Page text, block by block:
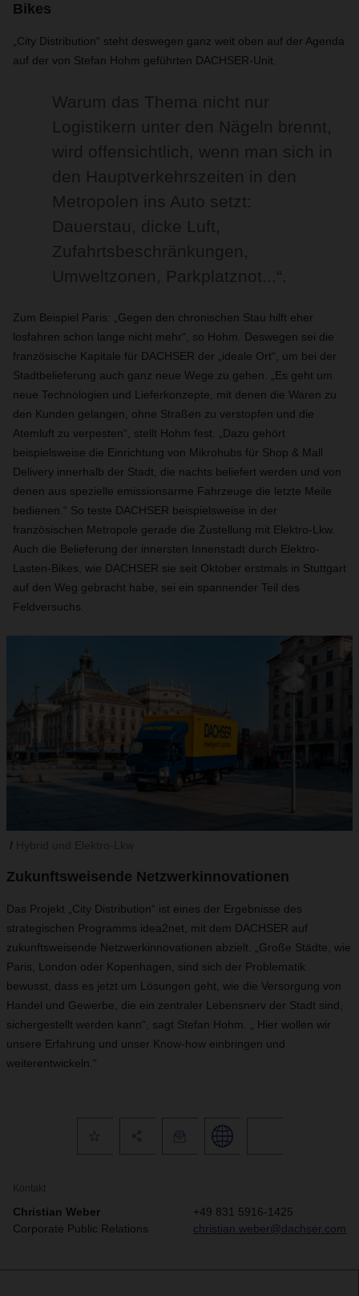
Bikes
„City Distribution“ steht deswegen ganz weit oben auf der Agenda
auf der von Stefan Hohm geführten DACHSER-Unit.
Warum das Thema nicht nur
Logistikern unter den Nägeln brennt,
wird offensichtlich, wenn man sich in
den Hauptverkehrszeiten in den
Metropolen ins Auto setzt:
Dauerstau, dicke Luft,
Zufahrtsbeschränkungen,
Umweltzonen, Parkplatznot...“.
Zum Beispiel Paris: „Gegen den chronischen Stau hilft eher
losfahren schon lange nicht mehr“, so Hohm. Deswegen sei die
französische Kapitale für DACHSER der „ideale Ort“, um bei der
Stadtbelieferung auch ganz neue Wege zu gehen. „Es geht um
neue Technologien und Lieferkonzepte, mit denen die Waren zu
den Kunden gelangen, ohne Straßen zu verstopfen und die
Atemluft zu verpesten“, stellt Hohm fest. „Dazu gehört
beispielsweise die Einrichtung von Mikrohubs für Shop & Mall
Delivery innerhalb der Stadt, die nachts beliefert werden und von
denen aus spezielle emissionsarme Fahrzeuge die letzte Meile
bedienen.“ So teste DACHSER beispielsweise in der
französischen Metropole gerade die Zustellung mit Elektro-Lkw.
Auch die Belieferung der innersten Innenstadt durch Elektro-
Lasten-Bikes, wie DACHSER sie seit Oktober erstmals in Stuttgart
auf den Weg gebracht habe, sei ein spannender Teil des
Feldversuchs.
Zukunftsweisende Netzwerkinnovationen
Das Projekt „City Distribution“ ist eines der Ergebnisse des
strategischen Programms idea2net, mit dem DACHSER auf
zukunftsweisende Netzwerkinnovationen abzielt. „Große Städte, wie
Paris, London oder Kopenhagen, sind sich der Problematik
bewusst, dass es jetzt um Lösungen geht, wie die Versorgung von
Handel und Gewerbe, die ein zentraler Lebensnerv der Stadt sind,
sichergestellt werden kann“, sagt Stefan Hohm. „ Hier wollen wir
unsere Erfahrung und unser Know-how einbringen und
weiterentwickeln.“
Kontakt
Christian Weber
Corporate Public Relations
+49 831 5916-1425
christian.weber@dachser.com